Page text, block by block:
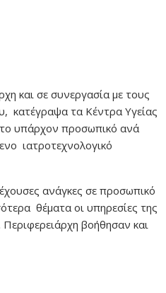
και σε συνεργασία με τους
κατέγραψα τα Κέντρα Υγείας
το υπάρχον προσωπικό ανά
ιατροτεχνολογικό
ανάγκες σε προσωπικό
θέματα οι υπηρεσίες της
βοήθησαν και